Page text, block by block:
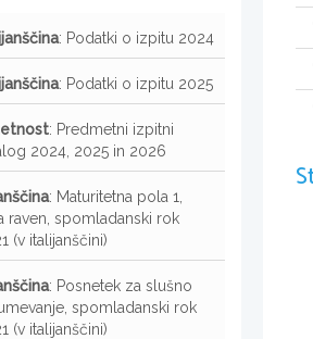
: Podatki o izpitu 2024
: Podatki o izpitu 2025
: Predmetni izpitni
2024, 2025 in 2026
: Maturitetna pola 1,
raven, spomladanski rok
(v italijanščini)
: Posnetek za slušno
spomladanski rok
(v italijanščini)